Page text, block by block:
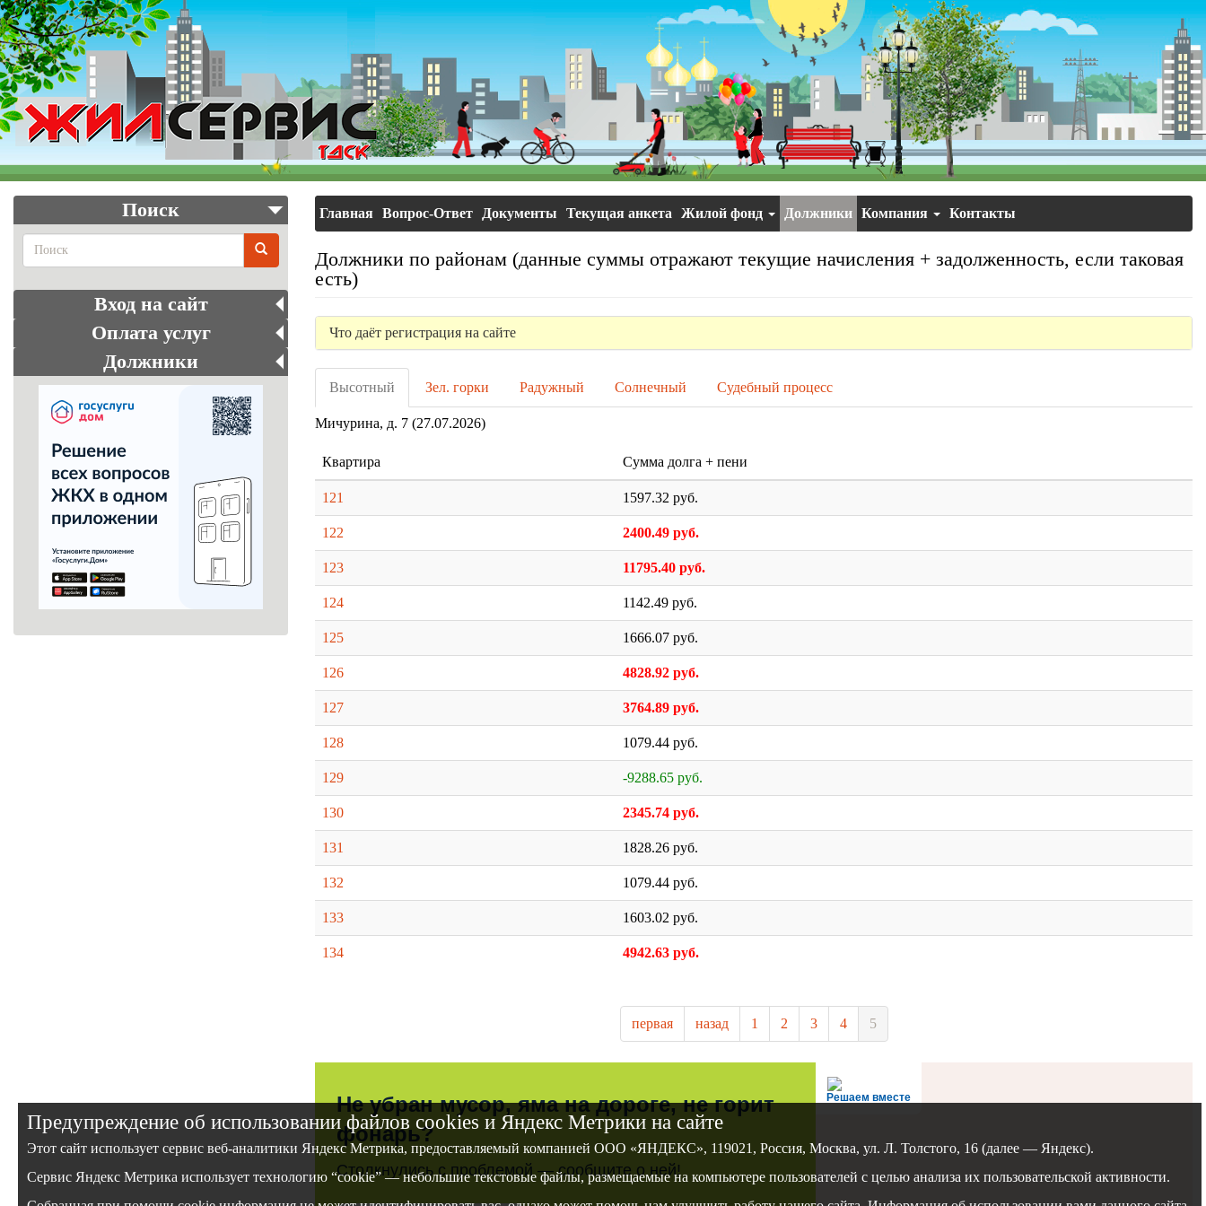
Перейти
к
основному
содержанию
Предупреждение об использовании файлов cookies и Яндекс Метрики на сайте
Этот сайт использует сервис веб-аналитики Яндекс Метрика, предоставляемый компанией ООО «ЯНДЕКС», 119021, Россия, Москва, ул. Л. Толстого, 16 (далее — Яндекс).
Сервис Яндекс Метрика использует технологию “cookie” — небольшие текстовые файлы, размещаемые на компьютере пользователей с целью анализа их пользовательской активности.
Поиск
Вход на сайт
Оплата услуг
Должники
Главная Вопрос-Ответ Документы Текущая анкета Жилой фонд Должники Компания Контакты
Должники по районам (данные суммы отражают текущие начисления + задолженность, если таковая
есть)
Что даёт регистрация на сайте
Высотный Зел. горки Радужный Солнечный Судебный процесс
Мичурина, д. 7 (27.07.2026)
Квартира Сумма долга + пени
121 1597.32 руб.
122 2400.49 руб.
123 11795.40 руб.
124 1142.49 руб.
125 1666.07 руб.
126 4828.92 руб.
127 3764.89 руб.
128 1079.44 руб.
129 -9288.65 руб.
130 2345.74 руб.
131 1828.26 руб.
132 1079.44 руб.
133 1603.02 руб.
134 4942.63 руб.
первая назад 1 2 3 4 5
Решаем вместе
Не убран мусор, яма на дороге, не горит
фонарь?
Столкнулись с проблемой — сообщите о ней!